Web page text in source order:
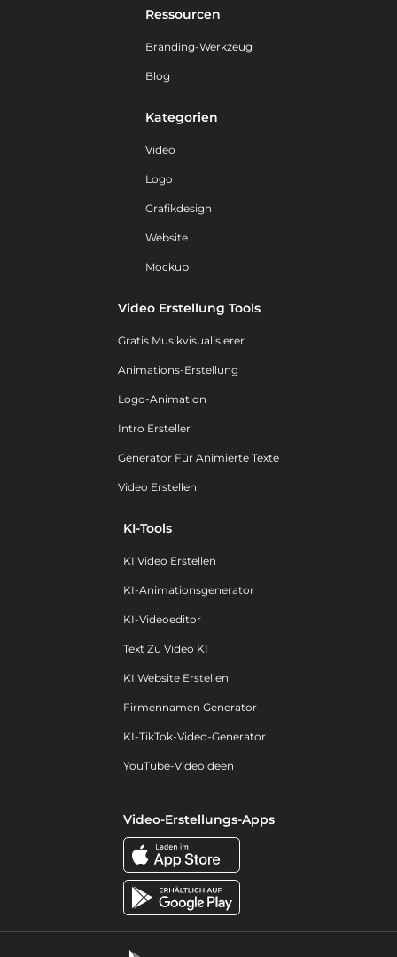
Ressourcen
Branding-Werkzeug
Blog
Kategorien
Video
Logo
Grafikdesign
Website
Mockup
Video Erstellung Tools
Gratis Musikvisualisierer
Animations-Erstellung
Logo-Animation
Intro Ersteller
Generator Für Animierte Texte
Video Erstellen
KI-Tools
KI Video Erstellen
KI-Animationsgenerator
KI-Videoeditor
Text Zu Video KI
KI Website Erstellen
Firmennamen Generator
KI-TikTok-Video-Generator
YouTube-Videoideen
Video-Erstellungs-Apps